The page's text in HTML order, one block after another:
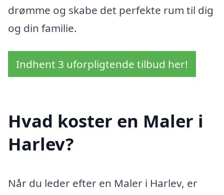
drømme og skabe det perfekte rum til dig
og din familie.
Indhent 3 uforpligtende tilbud her!
Hvad koster en Maler i
Harlev?
Når du leder efter en Maler i Harlev, er